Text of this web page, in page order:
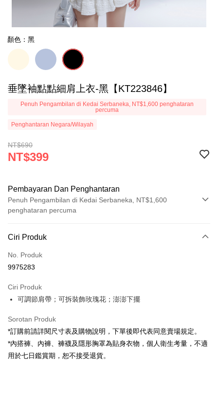
顏色：黑
垂墜袖點點細肩上衣-黑【KT223846】
Penuh Pengambilan di Kedai Serbaneka, NT$1,600 penghataran
percuma
Penghantaran Negara/Wilayah
NT$690
NT$399
Pembayaran Dan Penghantaran
Penuh Pengambilan di Kedai Serbaneka, NT$1,600
penghataran percuma
Kad Kredit (Bayaran Penuh)
Pengambilan di Kedai Serbaneka
Apple Pay
Google Pay
OP Pay Later
Deskripsi
Ciri Produk
No. Produk
9975283
Ciri Produk
可調節肩帶；可拆裝飾玫瑰花；澎澎下擺
Sorotan Produk
*訂購前請詳閱尺寸表及購物說明，下單後即代表同意賣場規定。
*內搭褲、內褲、褲襪及隱形胸罩為貼身衣物，個人衛生考量，不適
用於七日鑑賞期，恕不接受退貨。